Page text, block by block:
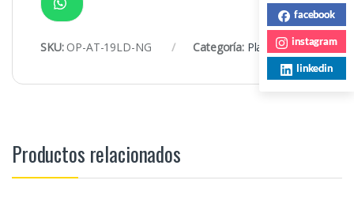
SKU: OP-AT-19LD-NG Categoría: Placas Glass
Productos relacionados
facebook
instagram
linkedin